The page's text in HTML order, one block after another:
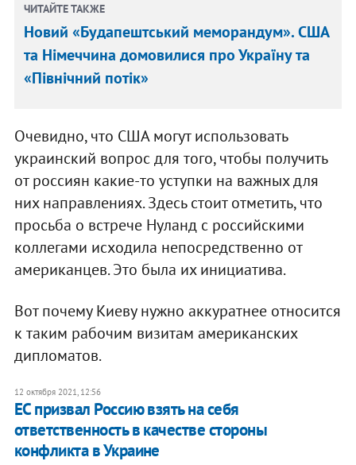
ЧИТАЙТЕ ТАКЖЕ
Новий «Будапештський меморандум». США
та Німеччина домовилися про Україну та
«Північний потік»
Очевидно, что США могут использовать
украинский вопрос для того, чтобы получить
от россиян какие-то уступки на важных для
них направлениях. Здесь стоит отметить, что
просьба о встрече Нуланд с российскими
коллегами исходила непосредственно от
американцев. Это была их инициатива.
Вот почему Киеву нужно аккуратнее относится
к таким рабочим визитам американских
дипломатов.
12 октября 2021, 12:56
ЕС призвал Россию взять на себя
ответственность в качестве стороны
конфликта в Украине